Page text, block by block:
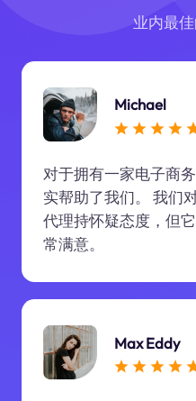
业内最
Michael
对于拥有一家电子商
实帮助了我们。 我们
代理持怀疑态度，但
常满意。
Max Eddy